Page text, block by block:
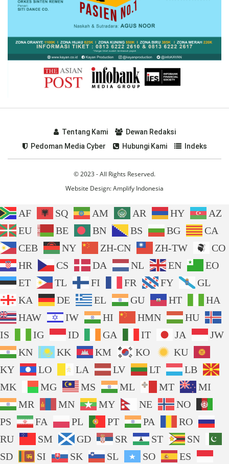
Tentang Kami
Dewan Redaksi
Pedoman Media Cyber
Hubungi Kami Indeks
© 2023 - All Rights Reserved.
Website Design:Amplify Indonesia
AF SQ AM AR HY
AZ
EU
BE BN BS BG
CA
CEB
NY ZH-CN ZH-TW
CO
HR
CS DA NL EN
EO
ET
TL FI FR FY
GL
KA
DE EL GU HT
HA
HAW
IW HI HMN
HU
IS
IG ID GA IT JA
JW
KN
KK KM KO
KU
KY
LO LA LV LT
LB
MK
MG MS ML MT
MI
MR
MN MY NE
NO
PS
FA PL PT PA
RO
RU
SM GD SR ST
SN
SD
SI SK SL SO ES